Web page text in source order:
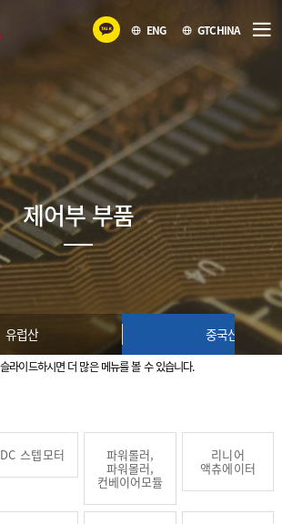
ENG GTCHINA
제어부 부품
유럽산 중국산
DC 스텝모터 파워롤러,
파워몰러,
컨베이어모듈
리니어
액츄에이터